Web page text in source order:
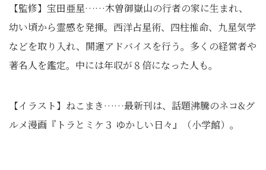
【監修】宝田亜星……木曽御嶽山の行者の家に生まれ、
幼い頃から霊感を発揮。西洋占星術、四柱推命、九星気学
などを取り入れ、開運アドバイスを行う。多くの経営者や
著名人を鑑定。中には年収が８倍になった人も。
【イラスト】ねこまき……最新刊は、話題沸騰のネコ&グ
ルメ漫画『トラとミケ３ ゆかしい日々』（小学館）。